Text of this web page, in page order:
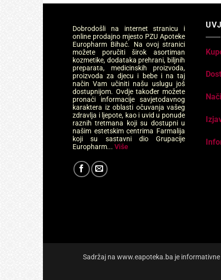
Dobrodošli na internet stranicu i
online prodajno mjesto PZU Apoteke
Europharm Bihać. Na ovoj stranici
možete poručiti širok asortiman
kozmetike, dodataka prehrani, biljnih
preparata, medicinskih proizvoda,
proizvoda za djecu i bebe i na taj
način Vam učiniti našu uslugu još
dostupnijom. Ovdje također možete
pronaći informacije savjetodavnog
karaktera iz oblasti očuvanja vašeg
zdravlja i ljepote, kao i uvid u ponude
raznih tretmana koji su dostupni u
našim estetskim centrima Farmalija
koji su sastavni dio Grupacije
Europharm... Više
Sadržaj na www.eapoteka.ba je